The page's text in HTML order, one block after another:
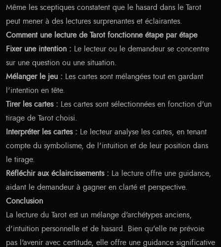
Même les sceptiques constatent que le hasard dans le Tarot
peut mener à des lectures surprenantes et éclairantes.
Comment une lecture de Tarot fonctionne étape par étape
Fixer une intention : Le lecteur ou le demandeur se concentre
sur une question ou une situation.
Mélanger le jeu : Les cartes sont mélangées tout en gardant
l'intention en tête.
Tirer les cartes : Les cartes sont sélectionnées en fonction d'un
tirage de Tarot choisi.
Interpréter les cartes : Le lecteur analyse les cartes, en tenant
compte du symbolisme, de l'intuition et de leur position dans
le tirage.
Réfléchir aux éclaircissements : La lecture offre une guidance,
aidant le demandeur à gagner en clarté et perspective.
Conclusion
La lecture du Tarot est un mélange d'archétypes anciens,
d'intuition personnelle et de hasard. Bien qu'elle ne prévoie
pas l'avenir avec certitude, elle offre une guidance significative